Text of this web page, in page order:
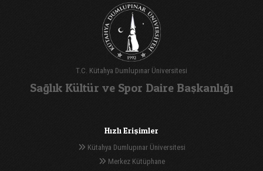
T.C. Kütahya Dumlupınar Üniversitesi
Sağlık Kültür ve Spor Daire Başkanlığı
Hızlı Erişimler
Kütahya Dumlupınar Üniversitesi
Merkez Kütüphane